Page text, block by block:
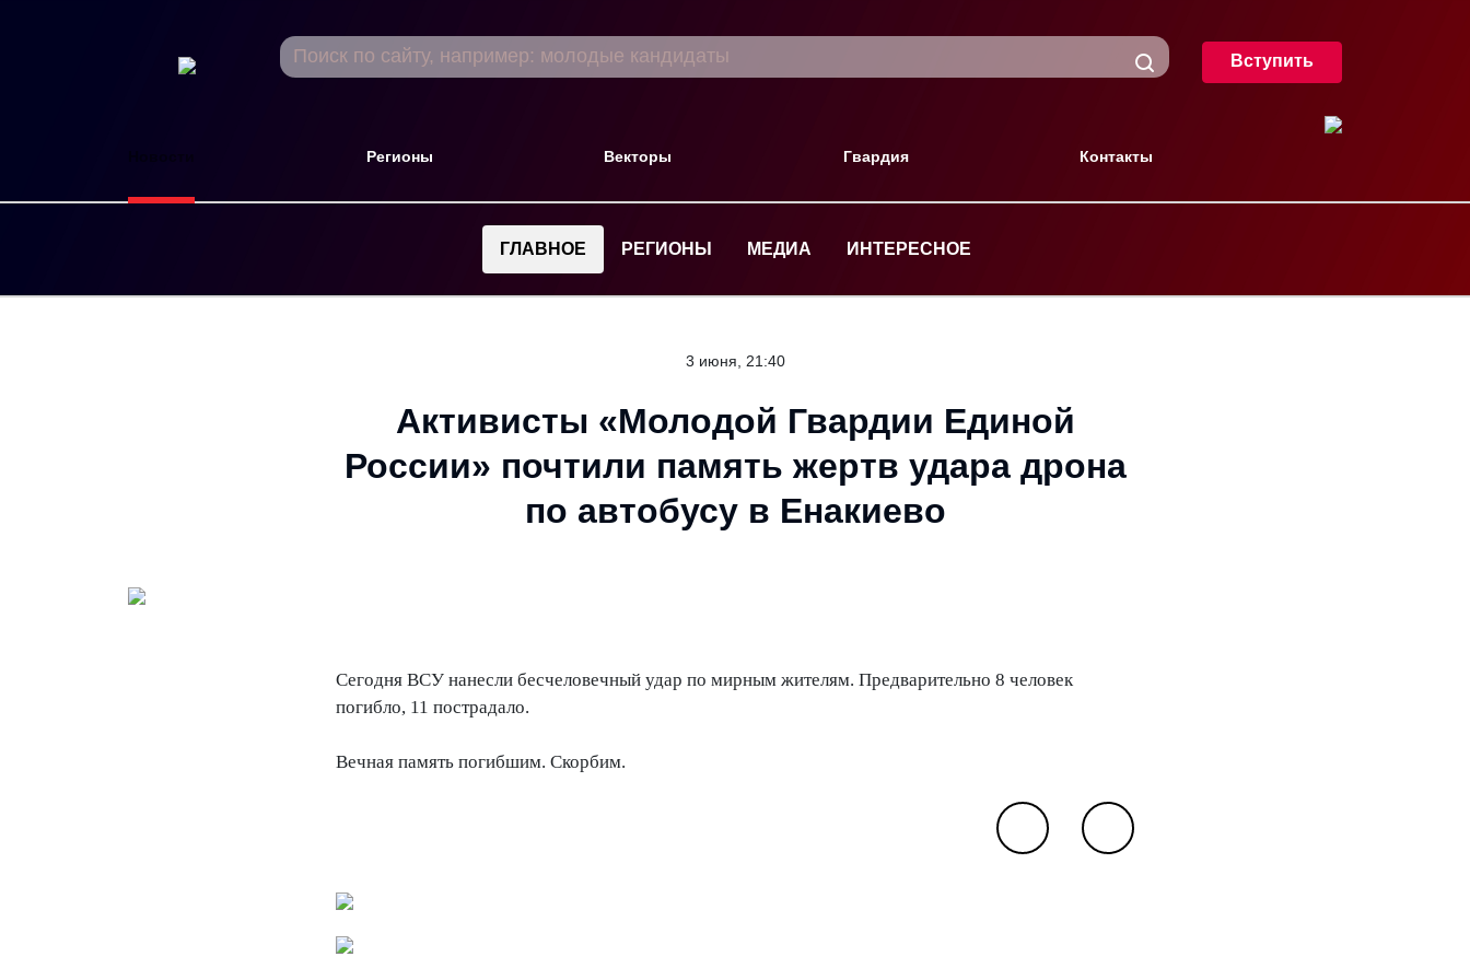
Вступить
Регионы Векторы Гвардия Контакты
ГЛАВНОЕ РЕГИОНЫ МЕДИА ИНТЕРЕСНОЕ
3 июня, 21:40
Активисты «Молодой Гвардии Единой
России» почтили память жертв удара дрона
по автобусу в Енакиево
Сегодня ВСУ нанесли бесчеловечный удар по мирным жителям. Предварительно 8 человек
погибло, 11 пострадало.
Вечная память погибшим. Скорбим.